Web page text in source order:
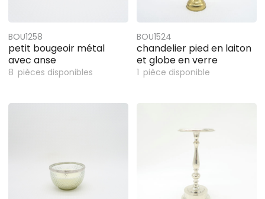
BOU1258
petit bougeoir métal
avec anse
8 pièces disponibles
BOU1524
chandelier pied en laiton
et globe en verre
1 pièce disponible